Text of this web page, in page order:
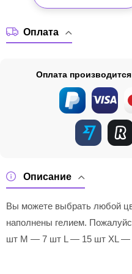
Описание
Вы можете выбрать любой
наполнены гелием.
шт M — 7 шт L — 15 шт XL —
Оплата
Оплата